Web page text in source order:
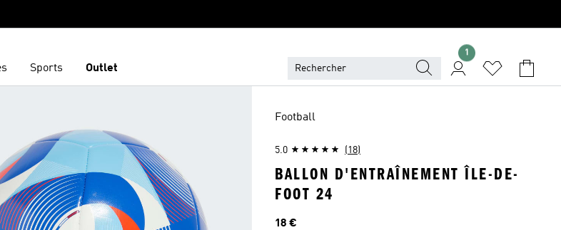
Sports Outlet
1
Football
5.0 (18)
BALLON D'ENTRAÎNEMENT ÎLE-DE-
FOOT 24
Prix actuel
18 €